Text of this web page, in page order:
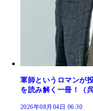
軍師というロマンが
を読み解く一冊！（
2026年08月04日 06:30